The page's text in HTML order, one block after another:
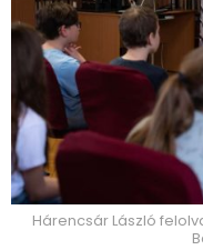
Hárencsár László